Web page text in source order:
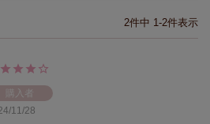
2件中 1-2件表示
購入者
11/28